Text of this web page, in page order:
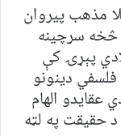
مذهب پیروان
څخه سرچینه
پېړۍ کې
دینونو
عقایدو الهام
حقیقت په لټه